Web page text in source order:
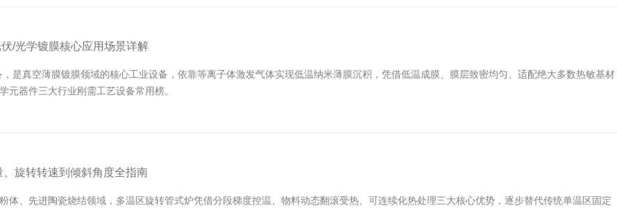
/光学镀膜核心应用场景详解
是真空薄膜镀膜领域的核心工业设备，依靠等离子体激发气体实现低温纳米薄膜沉积，凭借低温成膜、膜层致密均匀、适配绝大多数热敏基材
元器件三大行业刚需工艺设备常用榜。
旋转转速到倾斜角度全指南
体、先进陶瓷烧结领域，多温区旋转管式炉凭借分段梯度控温、物料动态翻滚受热、可连续化热处理三大核心优势，逐步替代传统单温区固定